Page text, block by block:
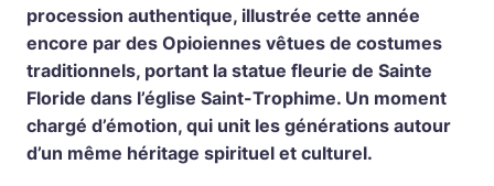
procession authentique, illustrée cette année
encore par des Opioiennes vêtues de costumes
traditionnels, portant la statue fleurie de Sainte
Floride dans l’église Saint-Trophime. Un moment
chargé d’émotion, qui unit les générations autour
d’un même héritage spirituel et culturel.